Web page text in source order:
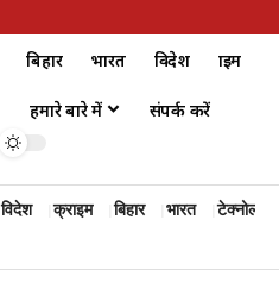
बिहार भारत विदेश क्राइम
हमारे बारे में संपर्क करें
विदेश क्राइम बिहार भारत टेक्नोलॉजी